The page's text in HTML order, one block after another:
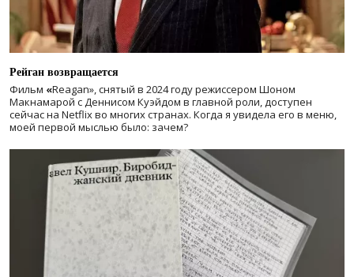
Рейган возвращается
Фильм «Reagan», снятый в 2024 годурежиссером Шоном
Макнамарой с Деннисом Куэйдом в главной роли, доступен
сейчас на Netflix во многих странах. Когда я увидела его в меню,
моей первой мыслью было: зачем?